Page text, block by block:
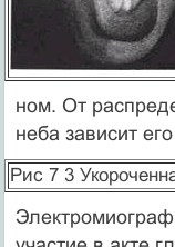
ном. От
неба зави­сит
Рис 7 3